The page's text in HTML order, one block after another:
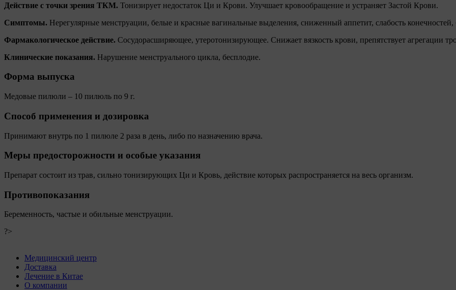
Действие с точки зрения ТКМ. Тонизирует недостаток Ци и Крови. Улучшает кровообращение и устраняет Застой Крови.
Симптомы. Нерегулярные менструации, белые и красные вагинальные выделения, сниженный аппетит, слабость
Фармакологическое действие. Сосудорасширяющее, утеротонизирующее. Снижает вязкость крови, препятствует агрегации
Клинические показания. Нарушение менструального цикла, бесплодие.
Форма выпуска
Медовые пилюли – 10 пилюль по 9 г.
Способ применения и дозировка
Принимают внутрь по 1 пилюле 2 раза в день, либо по назначению врача.
Меры предосторожности и особые указания
Препарат состоит из трав, сильно тонизирующих Ци и Кровь, действие которых распространяется на весь организм.
Противопоказания
Беременность, частые и обильные менструации.
?>
Медицинский центр
Доставка
Лечение в Китае
О компании